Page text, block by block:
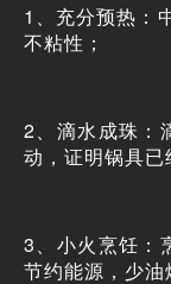
1、充分预热：
不粘性；
2、滴水成珠：
动，证明锅具已
3、小火烹饪：
节约能源，少油